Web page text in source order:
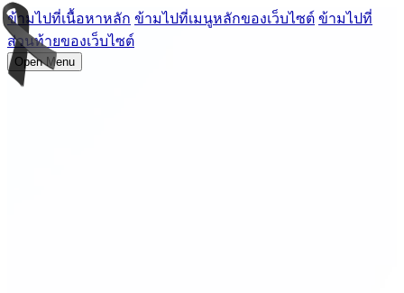
ข้ามไปที่เนื้อหาหลัก ข้ามไปที่เมนูหลักของเว็บไซต์ ข้ามไปที่
ส่วนท้ายของเว็บไซต์
Open Menu